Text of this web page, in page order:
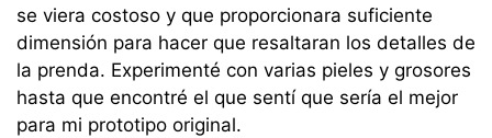
se viera costoso y que proporcionara suficiente
dimensión para hacer que resaltaran los detalles de
la prenda. Experimenté con varias pieles y grosores
hasta que encontré el que sentí que sería el mejor
para mi prototipo original.